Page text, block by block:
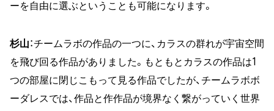
ーを自由に選ぶということも可能になります。
杉山：チームラボの作品の一つに、カラスの群れが宇宙空間
を飛び回る作品がありました。もともとカラスの作品は1
つの部屋に閉じこもって見る作品でしたが、チームラボボ
ーダレスでは、作品と作作品が境界なく繋がっていく世界